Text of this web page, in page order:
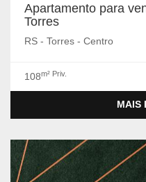
Apartamento para
Torres
RS - Torres - Centro
108m² Priv.
MAIS